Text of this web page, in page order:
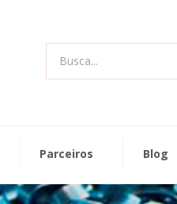
Busca...
Parceiros Blog